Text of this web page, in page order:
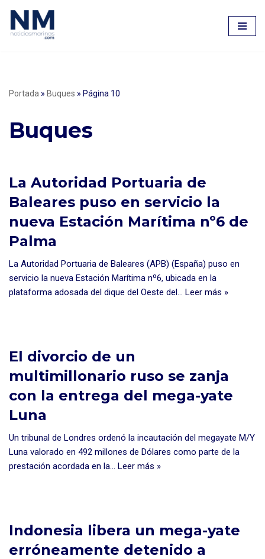
Saltar
Portada » Buques » Página 10
Buques
La Autoridad Portuaria de
Baleares puso en servicio la
nueva Estación Marítima nº6 de
Palma
La Autoridad Portuaria de Baleares (APB) (España) puso en
servicio la nueva Estación Marítima nº6, ubicada en la
plataforma adosada del dique del Oeste del… Leer más »
El divorcio de un
multimillonario ruso se zanja
con la entrega del mega-yate
Luna
Un tribunal de Londres ordenó la incautación del megayate M/Y
Luna valorado en 492 millones de Dólares como parte de la
prestación acordada en la… Leer más »
Indonesia libera un mega-yate
erróneamente detenido a